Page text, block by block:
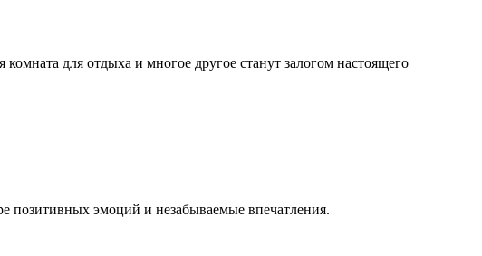
для отдыха и многое другое станут залогом настоящего
позитивных эмоций и незабываемые впечатления.